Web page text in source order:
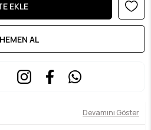
Devamını Göster